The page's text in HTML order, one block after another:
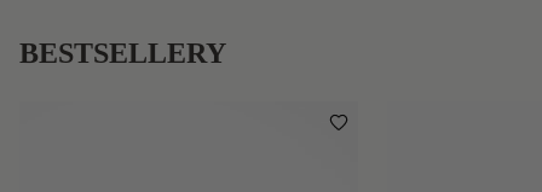
BESTSELLERY